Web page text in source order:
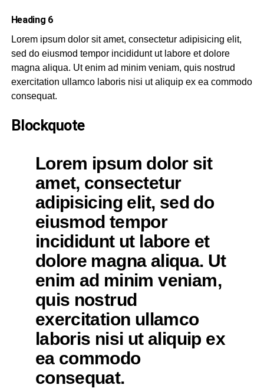
Heading 6
Lorem ipsum dolor sit amet, consectetur adipisicing elit,
sed do eiusmod tempor incididunt ut labore et dolore
magna aliqua. Ut enim ad minim veniam, quis nostrud
exercitation ullamco laboris nisi ut aliquip ex ea commodo
consequat.
Blockquote
Lorem ipsum dolor sit
amet, consectetur
adipisicing elit, sed do
eiusmod tempor
incididunt ut labore et
dolore magna aliqua. Ut
enim ad minim veniam,
quis nostrud
exercitation ullamco
laboris nisi ut aliquip ex
ea commodo
consequat.